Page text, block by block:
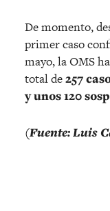
De momento,
primer caso
mayo, la OMS
total de257
y unos 120
(Fuente: Luis